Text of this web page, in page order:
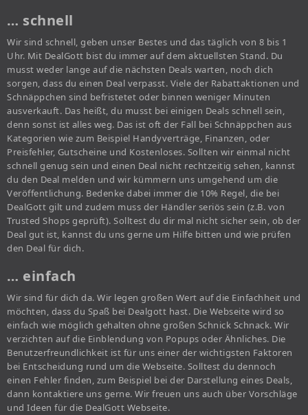
… schnell
Wir sind schnell, geben unser Bestes und das täglich von 8 bis 1
Uhr. Mit DealGott bist du immer auf dem aktuellsten Stand. Du
musst weder lange auf die nächsten Deals warten, noch dich
sorgen, dass du einen Deal verpasst. Viele der Rabattaktionen und
Schnäppchen sind befristetet oder binnen weniger Minuten
ausverkauft. Das heißt, du musst bei einigen Deals schnell sein,
denn sonst ist alles weg. Das ist oft der Fall bei Schnäppchen aus
Kategorien wie zum Beispiel Handyverträge, Finanzen, oder
Preisfehler, Gutscheine und Kostenloses. Sollten wir einmal nicht
schnell genug sein und einen Deal nicht rechtzeitig sehen, kannst
du den Deal melden und wir kümmern uns umgehend um die
Veröffentlichung. Bedenke dabei immer die 10% Regel, die bei
DealGott gilt und zudem muss der Händler seriös sein (z.B. von
Trusted Shops geprüft). Solltest du dir mal nicht sicher sein, ob der
Deal gut ist, kannst du uns gerne um Hilfe bitten und wie prüfen
den Deal für dich.
… einfach
Wir sind für dich da. Wir legen großen Wert auf die Einfachheit und
möchten, dass du Spaß bei Dealgott hast. Die Webseite wird so
einfach wie möglich gehalten ohne großen Schnick Schnack. Wir
verzichten auf die Einblendung von Popups oder Ähnliches. Die
Benutzerfreundlichkeit ist für uns einer der wichtigsten Faktoren
bei Entscheidung rund um die Webseite. Solltest du dennoch
einen Fehler finden, zum Beispiel bei der Darstellung eines Deals,
dann kontaktiere uns gerne. Wir freuen uns auch über Vorschläge
und Ideen für die DealGott Webseite.